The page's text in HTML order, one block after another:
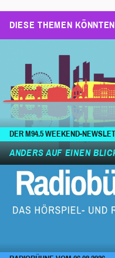
DIESE THEMEN
DER M94.5 WEEKEND-
ANDERS AUF EINEN